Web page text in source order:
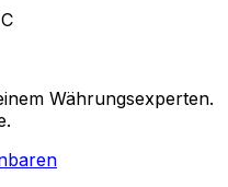
Währungsexperten.